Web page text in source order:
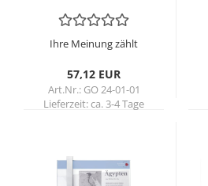
Ihre Meinung zählt
57,12 EUR
Art.Nr.: GO 24-01-01
Lieferzeit:ca. 3-4 Tage